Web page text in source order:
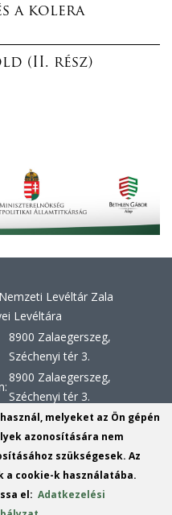
a kolera
(II. rész)
Levéltár Zala
Levéltára
8900 Zalaegerszeg,
Széchenyi tér 3.
8900 Zalaegerszeg,
Széchenyi tér 3.
+36 92 510 030, +36 92 598
956, +36 92 598 957
+36 92 510 029
zvl@mnl.gov.hu(link
sends
163303180
melyeket az Ön gépén
azonosítására nem
szükségesek. Az
a cookie-k használatába.
el:Adatkezelési